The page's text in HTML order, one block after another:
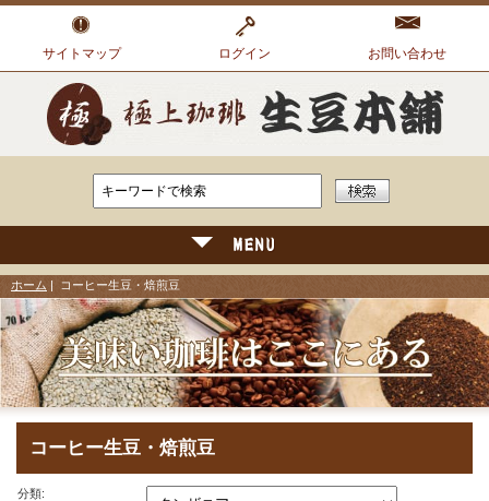
サイトマップ ログイン お問い合わせ
ホーム | コーヒー生豆・焙煎豆
コーヒー生豆・焙煎豆
分類: